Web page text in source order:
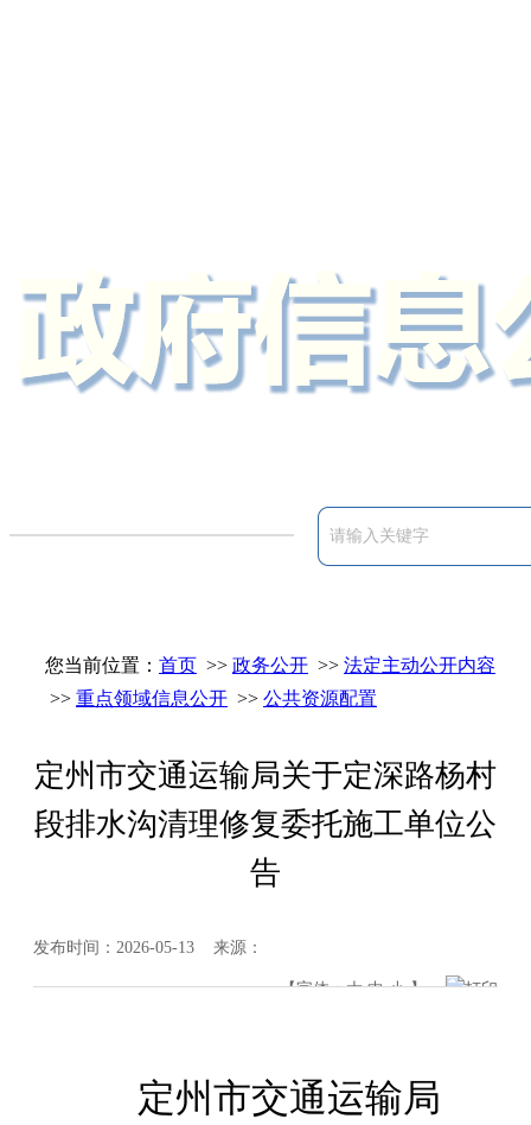
您当前位置： 首页 >> 政务公开 >> 法定主动公开内容
>> 重点领域信息公开 >> 公共资源配置
定州市交通运输局关于定深路杨村
段排水沟清理修复委托施工单位公
告
发布时间：2026-05-13 来源：
【字体：大 中 小】 打印
定州市交通运输局